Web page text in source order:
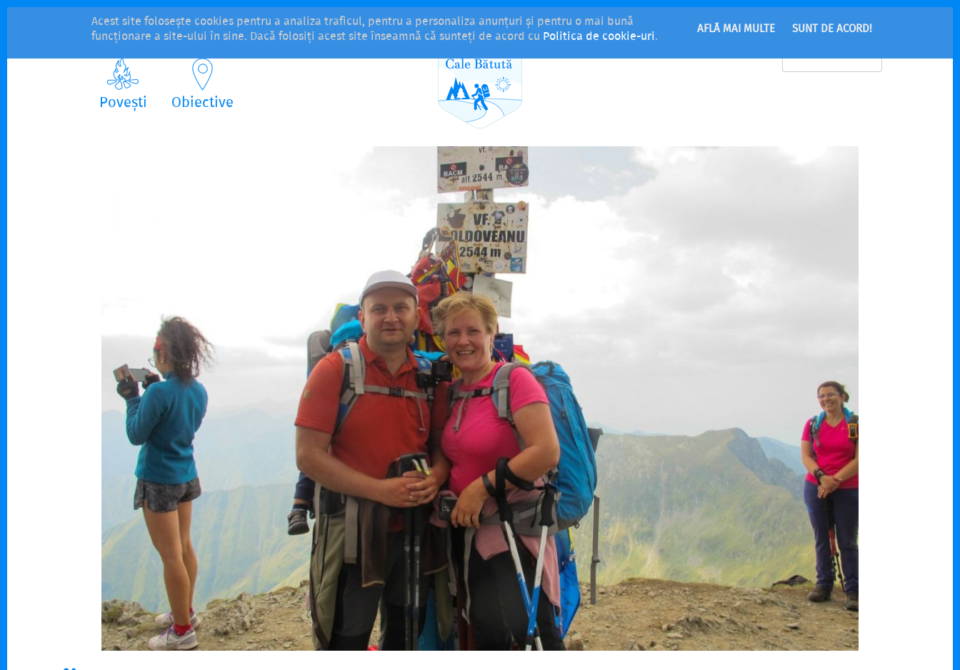
Acest site folosește cookies pentru a analiza traficul, pentru a personaliza anunțuri și pentru o mai bună
funcționare a site-ului în sine. Dacă folosiți acest site înseamnă că sunteți de acord cu Politica de cookie-uri. AFLĂ MAI MULTE SUNT DE ACORD!
Povești Obiective